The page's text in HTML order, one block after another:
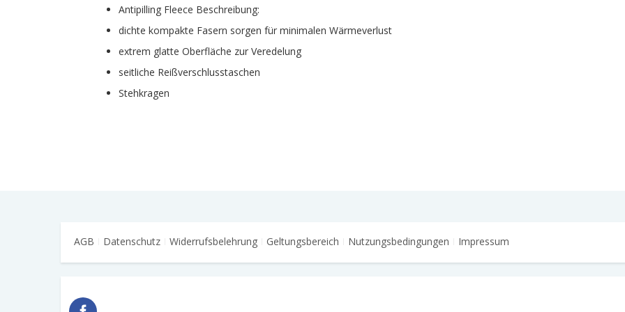
Antipilling Fleece Beschreibung:
dichte kompakte Fasern sorgen für minimalen Wärmeverlust
extrem glatte Oberfläche zur Veredelung
seitliche Reißverschlusstaschen
Stehkragen
AGB Datenschutz Widerrufsbelehrung Geltungsbereich Nutzungsbedingungen Impressum